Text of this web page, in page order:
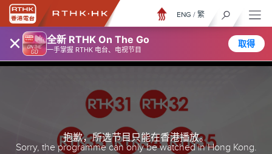
× 全新 RTHK On The Go
一手掌握 RTHK 电台、电视节目
取得
ENG / 繁
抱歉，所选节目只能在香港播放。
Sorry, the programme can only be watched in Hong Kong.